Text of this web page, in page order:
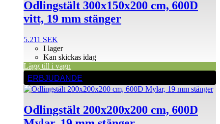
Odlings­tält 300x150x200 cm, 600D
vitt, 19 mm stänger
5.211 SEK
I lager
Kan skickas idag
Lägg till i vagn
ERBJUDANDE
Odlings­tält 200x200x200 cm, 600D